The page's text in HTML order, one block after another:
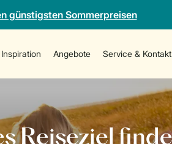
günstigsten Sommerpreisen
Inspiration Angebote Service & Kontakt